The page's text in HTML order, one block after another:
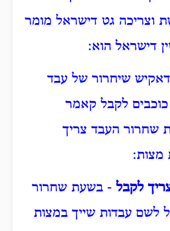
וצריכה גט דישראל מומר
דישראל הוא:
שיחרור של עבד
כוכבים לקבל קאמר
שחרור העבד צריך
מצות:
לקבל - בשעת שחרור
לשם עבדות שייך במצות